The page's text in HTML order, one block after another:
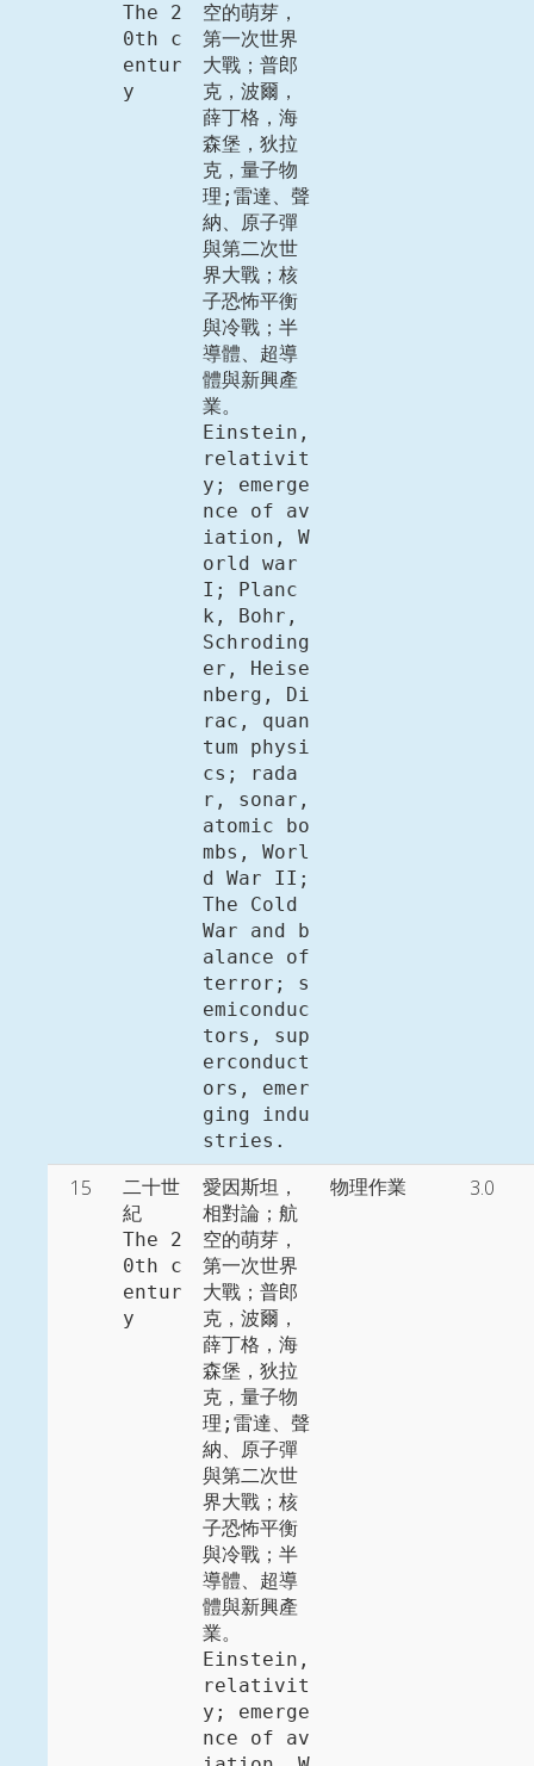
The 2
0th c
entur
y
空的萌芽，
第一次世界
大戰；普郎
克，波爾，
薛丁格，海
森堡，狄拉
克，量子物
理;雷達、聲
納、原子彈
與第二次世
界大戰；核
子恐怖平衡
與冷戰；半
導體、超導
體與新興產
業。
Einstein,
relativit
y; emerge
nce of av
iation, W
orld war
I; Planc
k, Bohr,
Schroding
er, Heise
nberg, Di
rac, quan
tum physi
cs; rada
r, sonar,
atomic bo
mbs, Worl
d War II;
The Cold
War and b
alance of
terror; s
emiconduc
tors, sup
erconduct
ors, emer
ging indu
15
二十世
紀
The 2
0th c
entur
y
愛因斯坦，
相對論；航
空的萌芽，
第一次世界
大戰；普郎
克，波爾，
薛丁格，海
森堡，狄拉
克，量子物
理;雷達、聲
納、原子彈
與第二次世
界大戰；核
子恐怖平衡
與冷戰；半
導體、超導
體與新興產
業。
Einstein,
relativit
y; emerge
nce of av
物理作業 3.0